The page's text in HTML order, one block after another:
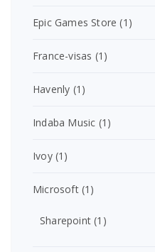
Epic Games Store (1)
France-visas (1)
Havenly (1)
Indaba Music (1)
Ivoy(1)
Microsoft(1)
Sharepoint (1)